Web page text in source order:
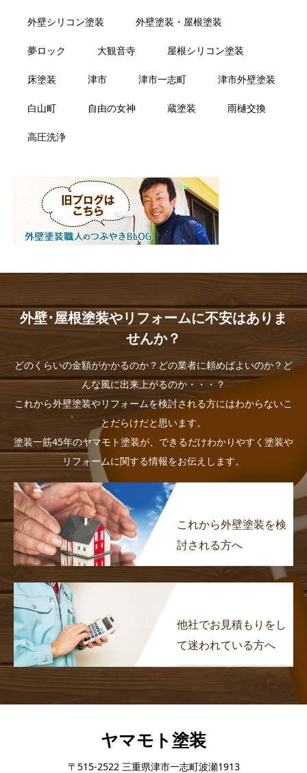
外壁シリコン塗装 外壁塗装・屋根塗装
夢ロック 大観音寺 屋根シリコン塗装
床塗装 津市 津市一志町 津市外壁塗装
白山町 自由の女神 蔵塗装 雨樋交換
高圧洗浄
外壁･屋根塗装やリフォームに不安はありま
せんか？
どのくらいの金額がかかるのか？どの業者に頼めばよいのか？ど
んな風に出来上がるのか・・・？
これから外壁塗装やリフォームを検討される方にはわからないこ
とだらけだと思います。
塗装一筋45年のヤマモト塗装が、できるだけわかりやすく塗装や
リフォームに関する情報をお伝えします。
これから外壁塗装を検
討される方へ
他社でお見積もりをし
て迷われている方へ
ヤマモト塗装
〒515-2522 三重県津市一志町波瀬1913